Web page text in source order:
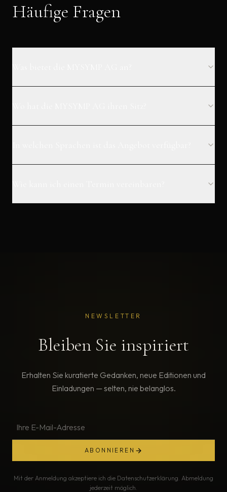
Häufige Fragen
NEWSLETTER
Bleiben Sie inspiriert
Erhalten Sie kuratierte Gedanken, neue Editionen und
Einladungen — selten, nie belanglos.
ABONNIEREN
Mit der Anmeldung akzeptiere ich die Datenschutzerklärung. Abmeldung
jederzeit möglich.